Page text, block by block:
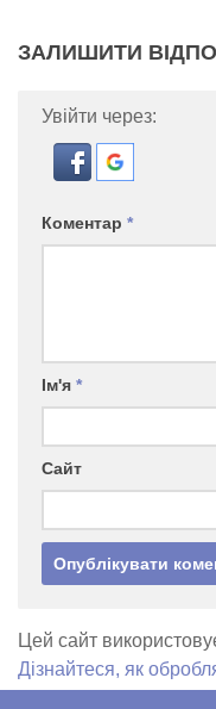
ЗАЛИШИТИ
Увійти через:
Коментар *
Ім'я *
Сайт
Цей сайт
Дізнайтеся, як